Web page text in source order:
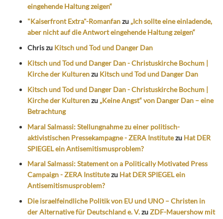
eingehende Haltung zeigen“
"Kaiserfront Extra"-Romanfanzu „Ich sollte eine einladende,
aber nicht auf die Antwort eingehende Haltung zeigen“
Chriszu Kitsch und Tod und Danger Dan
Kitsch und Tod und Danger Dan - Christuskirche Bochum |
Kirche der Kulturenzu Kitsch und Tod und Danger Dan
Kitsch und Tod und Danger Dan - Christuskirche Bochum |
Kirche der Kulturenzu „Keine Angst“ von Danger Dan – eine
Betrachtung
Maral Salmassi: Stellungnahme zu einer politisch-
aktivistischen Pressekampagne - ZERA Institutezu Hat DER
SPIEGEL ein Antisemitismusproblem?
Maral Salmassi: Statement on a Politically Motivated Press
Campaign - ZERA Institutezu Hat DER SPIEGEL ein
Antisemitismusproblem?
Die israelfeindliche Politik von EU und UNO – Christen in
der Alternative für Deutschland e. V.zuZDF-Mauershow mit